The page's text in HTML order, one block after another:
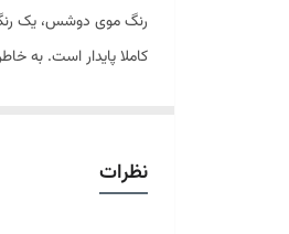
رنگ موی دوشس، یک رنگ
کاملا پایدار است. به
براقیت و نرمی موها
نظرات